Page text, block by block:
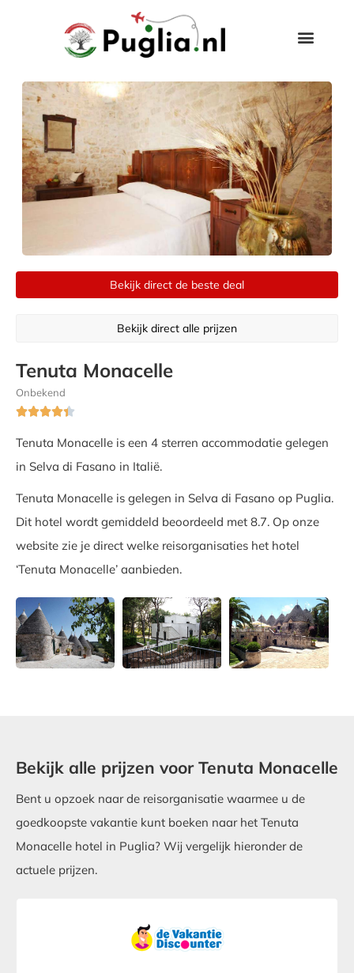
Bekijk direct de beste deal
Bekijk direct alle prijzen
Tenuta Monacelle
Onbekend

Tenuta Monacelle is een 4 sterren accommodatie gelegen
in Selva di Fasano in Italië.
Tenuta Monacelle is gelegen in Selva di Fasano op Puglia.
Dit hotel wordt gemiddeld beoordeeld met 8.7. Op onze
website zie je direct welke reisorganisaties het hotel
‘Tenuta Monacelle’ aanbieden.
Bekijk alle prijzen voor Tenuta Monacelle
Bent u opzoek naar de reisorganisatie waarmee u de
goedkoopste vakantie kunt boeken naar het Tenuta
Monacelle hotel in Puglia? Wij vergelijk hieronder de
actuele prijzen.